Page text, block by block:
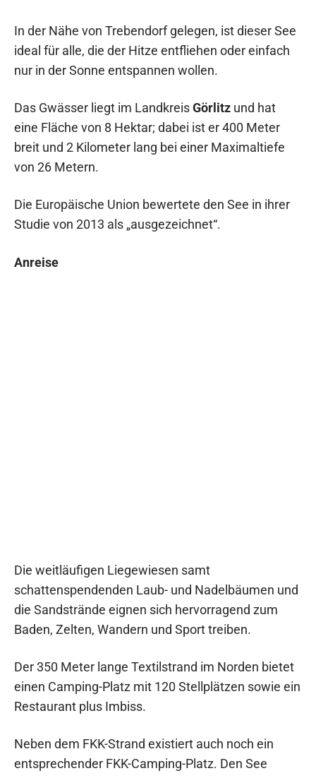
In der Nähe von Trebendorf gelegen, ist dieser See
ideal für alle, die der Hitze entfliehen oder einfach
nur in der Sonne entspannen wollen.
Das Gwässer liegt im LandkreisGörlitz und hat
eine Fläche von 8 Hektar; dabei ist er 400 Meter
breit und 2 Kilometer lang bei einer Maximaltiefe
von 26 Metern.
Die Europäische Union bewertete den See in ihrer
Studie von 2013 als „ausgezeichnet“.
Anreise
Die weitläufigen Liegewiesen samt
schattenspendenden Laub- und Nadelbäumen und
die Sandstrände eignen sich hervorragend zum
Baden, Zelten, Wandern und Sport treiben.
Der 350 Meter lange Textilstrand im Norden bietet
einen Camping-Platz mit 120 Stellplätzen sowie ein
Restaurant plus Imbiss.
Neben dem FKK-Strand existiert auch noch ein
entsprechender FKK-Camping-Platz. Den See